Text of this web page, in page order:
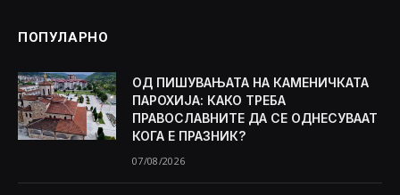
ПОПУЛАРНО
ОД ПИШУВАЊАТА НА КАМЕНИЧКАТА
ПАРОХИЈА: КАКО ТРЕБА
ПРАВОСЛАВНИТЕ ДА СЕ ОДНЕСУВААТ
КОГА Е ПРАЗНИК?
07/08/2026